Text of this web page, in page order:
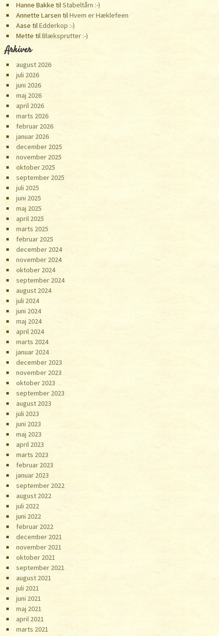
Hanne Bakke tilStabeltårn :-)
Annette Larsen tilHvem er Hæklefeen
Aase tilEdderkop :-)
Mette tilBlæksprutter :-)
Arkiver
august 2026
juli 2026
juni 2026
maj 2026
april 2026
marts 2026
februar 2026
januar 2026
december 2025
november 2025
oktober 2025
september 2025
juli 2025
juni 2025
maj 2025
april 2025
marts 2025
februar 2025
december 2024
november 2024
oktober 2024
september 2024
august 2024
juli 2024
juni 2024
maj 2024
april 2024
marts 2024
januar 2024
december 2023
november 2023
oktober 2023
september 2023
august 2023
juli 2023
juni 2023
maj 2023
april 2023
marts 2023
februar 2023
januar 2023
september 2022
august 2022
juli 2022
juni 2022
februar 2022
december 2021
november 2021
oktober 2021
september 2021
august 2021
juli 2021
juni 2021
maj 2021
april 2021
marts 2021